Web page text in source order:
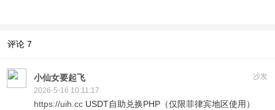
评论 7
沙发
小仙女要起飞
2026-5-16 10:11:17
https://uih.cc USDT自助兑换PHP（仅限菲律宾地区使用）